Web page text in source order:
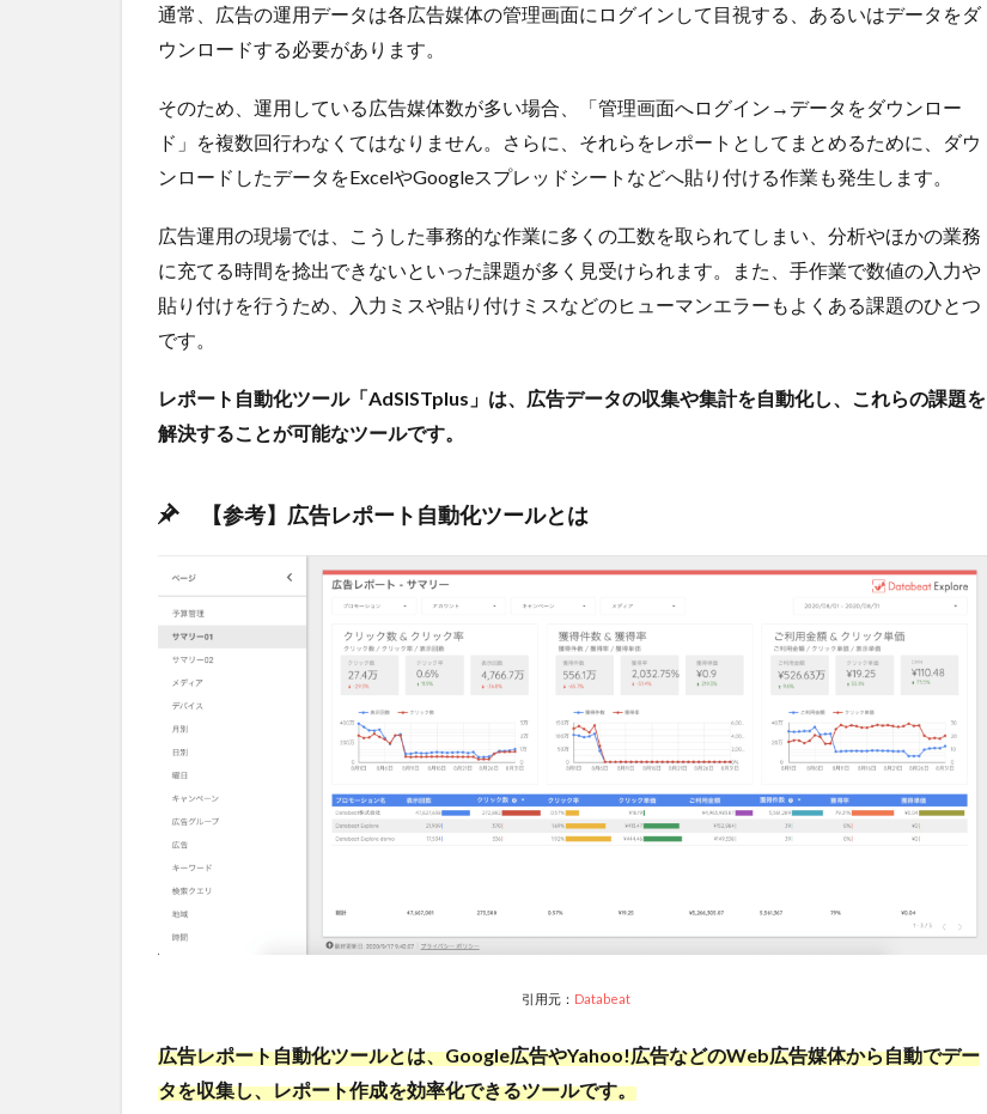
広告
媒体
のデ
ータ
に対
応
3.2
媒体
を1つ
の画
でき
3.デ
ータ
の自
動出
力先
クセ
ル
に対
応
通常、広告の運用データは各広告媒体の管理画面にログインして目視する、あるいはデータをダ
ウンロードする必要があります。
そのため、運用している広告媒体数が多い場合、「管理画面へログイン→データをダウンロー
ド」を複数回行わなくてはなりません。さらに、それらをレポートとしてまとめるために、ダウ
ンロードしたデータをExcelやGoogleスプレッドシートなどへ貼り付ける作業も発生します。
広告運用の現場では、こうした事務的な作業に多くの工数を取られてしまい、分析やほかの業務
に充てる時間を捻出できないといった課題が多く見受けられます。また、手作業で数値の入力や
貼り付けを行うため、入力ミスや貼り付けミスなどのヒューマンエラーもよくある課題のひとつ
です。
レポート自動化ツール「AdSISTplus」は、広告データの収集や集計を自動化し、これらの課題を
解決することが可能なツールです。
【参考】広告レポート自動化ツールとは
引用元： Databeat
広告レポート自動化ツールとは、Google広告やYahoo!広告などのWeb広告媒体から自動でデー
タを収集し、レポート作成を効率化できるツールです。